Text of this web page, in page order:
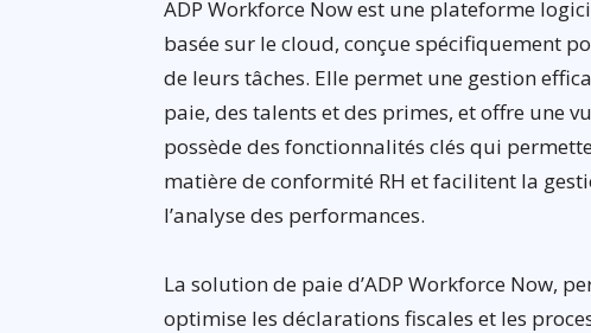
ADP Workforce Now est une plateforme
basée sur le cloud, conçue spécifiquement
de leurs tâches. Elle permet une gestion
paie, des talents et des primes, et offre une
possède des fonctionnalités clés qui
matière de conformité RH et facilitent la
l’analyse des performances.
La solution de paie d’ADP Workforce Now,
optimise les déclarations fiscales et les